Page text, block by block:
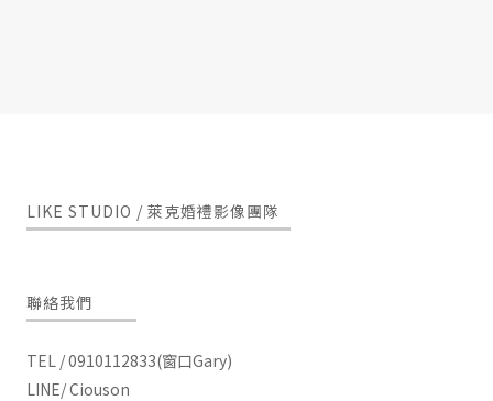
LIKE STUDIO / 萊克婚禮影像團隊
聯絡我們
TEL / 0910112833(窗口Gary)
LINE/ Ciouson